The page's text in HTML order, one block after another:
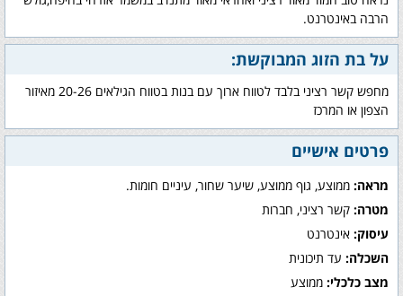
הרבה באינטרנט.
על בת הזוג המבוקשת:
מחפש קשר רציני בלבד לטווח ארוך עם בנות בטווח הגילאים 20-26 מאיזור
הצפון או המרכז
פרטים אישיים
מראה: ממוצע, גוף ממוצע, שיער שחור, עיניים חומות.
מטרה: קשר רציני, חברות
עיסוק: אינטרנט
השכלה: עד תיכונית
מצב כלכלי: ממוצע